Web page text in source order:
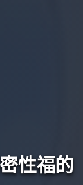
性福的